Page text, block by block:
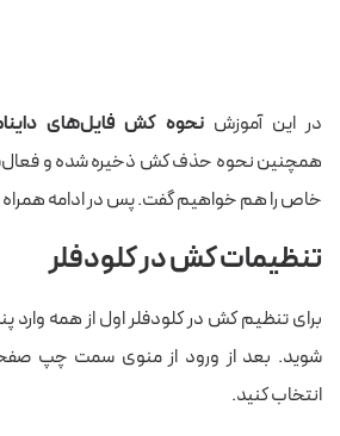
در این آموزش نحوه کش فایل‌های
همچنین نحوه حذف کش ذخیره شده و
خاص را هم خواهیم گفت. پس در ادامه همراه
تنظیمات کش در کلودفلر
برای تنظیم کش در کلودفلر اول از همه وارد
شوید. بعد از ورود از منوی سمت چپ
انتخاب کنید.